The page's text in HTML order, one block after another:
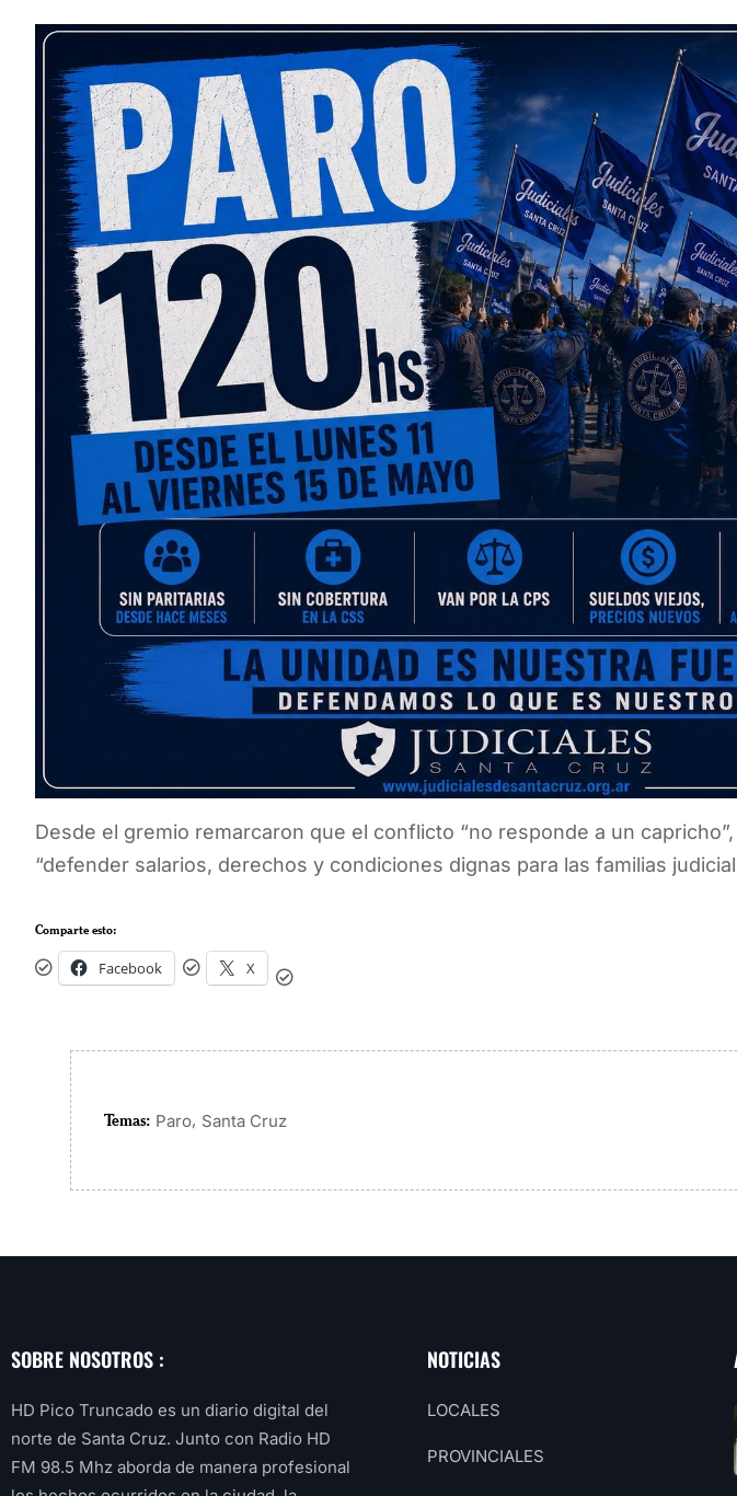
Desde el gremio remarcaron que el conflicto “no responde a un
“defender salarios, derechos y condiciones dignas para las familias
Comparte esto:
Facebook X
Temas: Paro, Santa Cruz
SOBRE NOSOTROS :
HD Pico Truncado es un diario digital del
norte de Santa Cruz. Junto con Radio HD
FM 98.5 Mhz aborda de manera profesional
NOTICIAS
LOCALES
PROVINCIALES